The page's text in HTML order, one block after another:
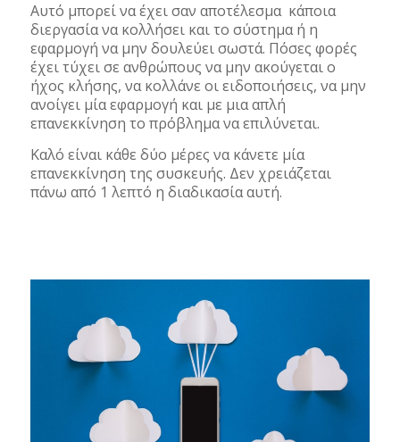
Αυτό μπορεί να έχει σαν αποτέλεσμα κάποια
διεργασία να κολλήσει και το σύστημα ή η
εφαρμογή να μην δουλεύει σωστά. Πόσες φορές
έχει τύχει σε ανθρώπους να μην ακούγεται ο
ήχος κλήσης, να κολλάνε οι ειδοποιήσεις, να μην
ανοίγει μία εφαρμογή και με μια απλή
επανεκκίνηση το πρόβλημα να επιλύνεται.
Καλό είναι κάθε δύο μέρες να κάνετε μία
επανεκκίνηση της συσκευής. Δεν χρειάζεται
πάνω από 1 λεπτό η διαδικασία αυτή.